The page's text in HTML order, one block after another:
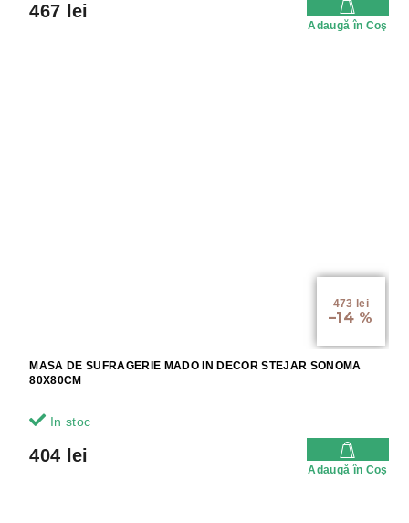
467 lei
Adaugă în Coş
473 lei
–14 %
MASA DE SUFRAGERIE MADO IN DECOR STEJAR SONOMA
80X80CM
In stoc
404 lei
Adaugă în Coş